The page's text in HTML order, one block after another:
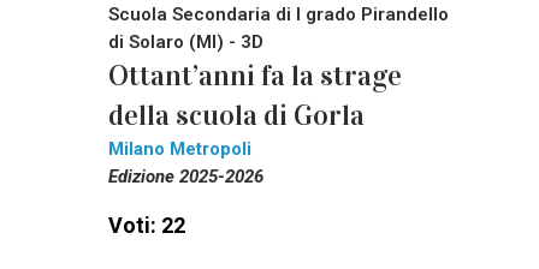
Scuola Secondaria di I grado Pirandello
di Solaro (MI) - 3D
Ottant’anni fa la strage
della scuola di Gorla
Milano Metropoli
Edizione 2025-2026
Voti: 22